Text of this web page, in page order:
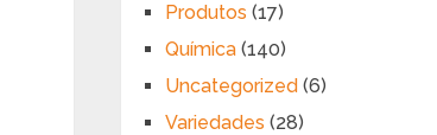
Produtos (17)
Química (140)
Uncategorized (6)
Variedades (28)